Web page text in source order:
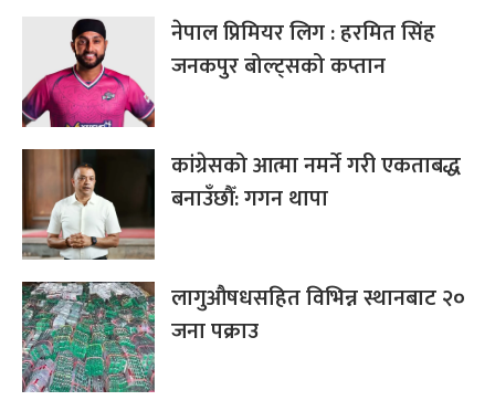
नेपाल प्रिमियर लिग : हरमित सिंह
जनकपुर बोल्ट्सको कप्तान
कांग्रेसको आत्मा नमर्ने गरी एकताबद्ध
बनाउँछौँ: गगन थापा
लागुऔषधसहित विभिन्न स्थानबाट २०
जना पक्राउ